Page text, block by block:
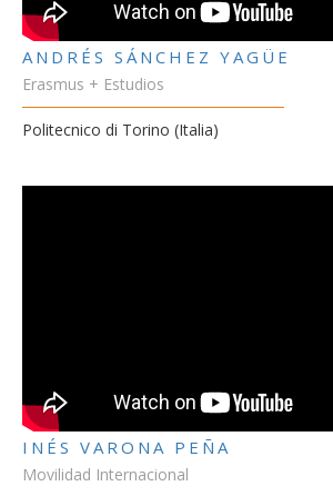
ANDRÉS SÁNCHEZ YAGÜE
Erasmus + Estudios
Politecnico di Torino (Italia)
INÉS VARONA PEÑA
Movilidad Internacional